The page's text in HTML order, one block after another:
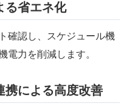
る省エネ化
確認し、スケジュール機
電力を削減します。
携による高度改善